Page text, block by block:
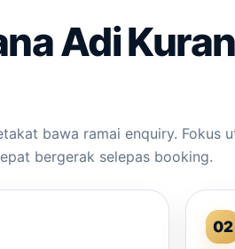
Adi
bawa ramai enquiry.
bergerak selepas booking.
02